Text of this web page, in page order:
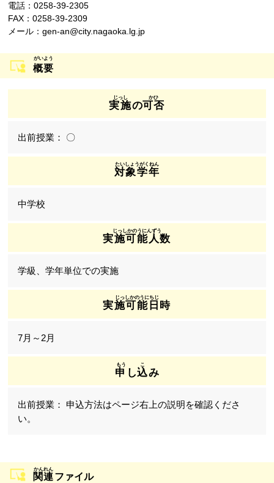
電話：0258-39-2305
FAX：0258-39-2309
メール：gen-an@city.nagaoka.lg.jp
概要
実施の可否
〇
対象学年
中学校
実施可能人数
学級、学年単位での実施
実施可能日時
7月～2月
申 し込み
申込方法はページ右上の説明を確認くださ
い。
関連ファイル